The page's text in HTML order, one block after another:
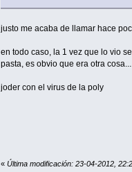
justo me acaba de llamar hace
en todo caso, la 1 vez que lo vio
pasta, es obvio que era otra
joder con el virus de la poly
«Última modificación: 23-04-2012,